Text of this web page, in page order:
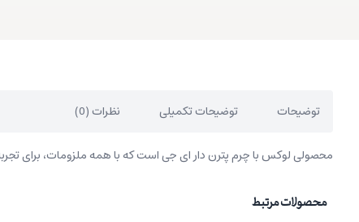
توضیحات توضیحات تکمیلی نظرات (0)
محصولی لوکس با چرم پترن دار ای جی است که با همه ملزومات، برای
محصولات مرتبط